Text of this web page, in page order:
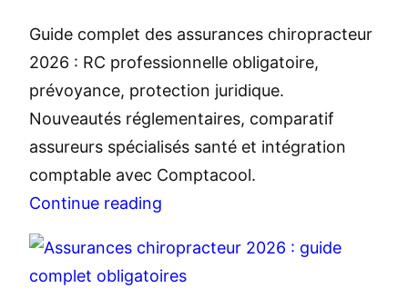
Guide complet des assurances chiropracteur
2026 : RC professionnelle obligatoire,
prévoyance, protection juridique.
Nouveautés réglementaires, comparatif
assureurs spécialisés santé et intégration
comptable avec Comptacool.
Continue reading